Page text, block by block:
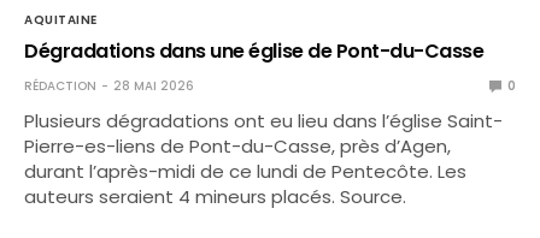
AQUITAINE
Dégradations dans une église de Pont-du-Casse
RÉDACTION 28 MAI 2026 0
Plusieurs dégradations ont eu lieu dans l’église Saint-
Pierre-es-liens de Pont-du-Casse, près d’Agen,
durant l’après-midi de ce lundi de Pentecôte. Les
auteurs seraient 4 mineurs placés. Source.